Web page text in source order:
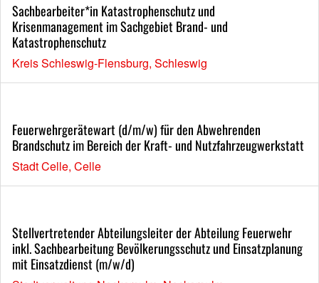
Sachbearbeiter*in Katastrophenschutz und
Krisenmanagement im Sachgebiet Brand- und
Katastrophenschutz
Kreis Schleswig-Flensburg, Schleswig
Feuerwehrgerätewart (d/m/w) für den Abwehrenden
Brandschutz im Bereich der Kraft- und Nutzfahrzeugwerkstatt
Stadt Celle, Celle
Stellvertretender Abteilungsleiter der Abteilung Feuerwehr
inkl. Sachbearbeitung Bevölkerungsschutz und Einsatzplanung
mit Einsatzdienst (m/w/d)